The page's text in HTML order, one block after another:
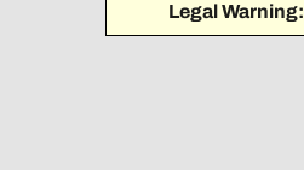
Legal Warning: